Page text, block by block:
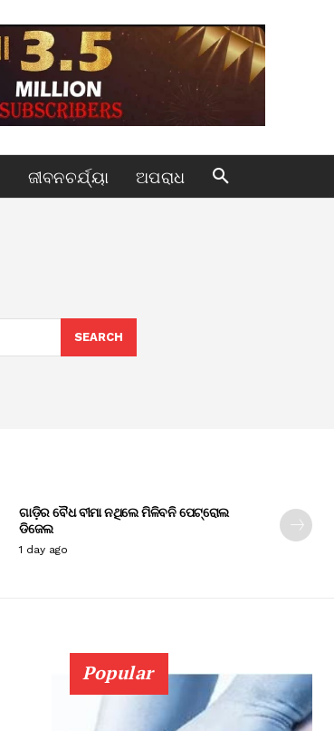
ଜୀବନଚର୍ଯ୍ୟା ଅପରାଧ
SEARCH
ଗାଡ଼ିର ବୈଧ ବୀମା ନଥିଲେ ମିଳିବନି ପେଟ୍ରୋଲ
ଡିଜେଲ
1 day ago
Popular